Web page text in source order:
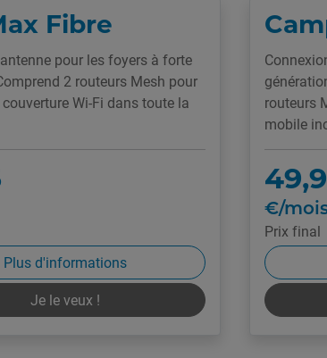
Fibre
pour les foyers à forte
2 routeurs Mesh pour
Wi-Fi dans toute la
Plus d'informations
Je le veux !
routeurs
mobile
€/
Prix final